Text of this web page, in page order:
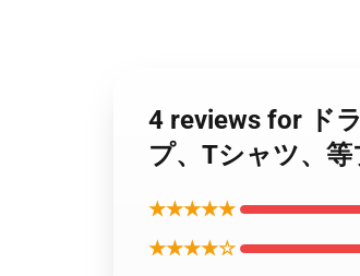
4 reviews for ド
プ、Tシャツ、
★★★★★
★★★★☆